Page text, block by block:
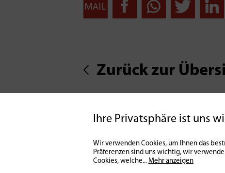
Zurück zur
Ihre Privatsphäre ist uns
Wir verwenden Cookies, um Ihnen das
Präferenzen sind uns wichtig, wir
Cookies, welche... Mehr anzeigen